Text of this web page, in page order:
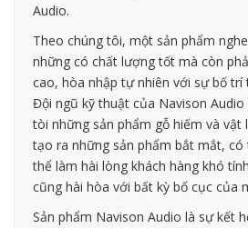
Audio.
Theo chúng tôi, một sản phẩm
những có chất lượng tốt mà còn
cao, hòa nhập tự nhiên với sự bố trí
Đội ngũ kỹ thuật của Navison
tòi những sản phẩm gỗ hiếm và vật
tạo ra những sản phẩm bắt mắt,
thể làm hài lòng khách hàng khó
cũng hài hòa với bất kỳ bố cục của
Sản phẩm Navison Audio là sự kết